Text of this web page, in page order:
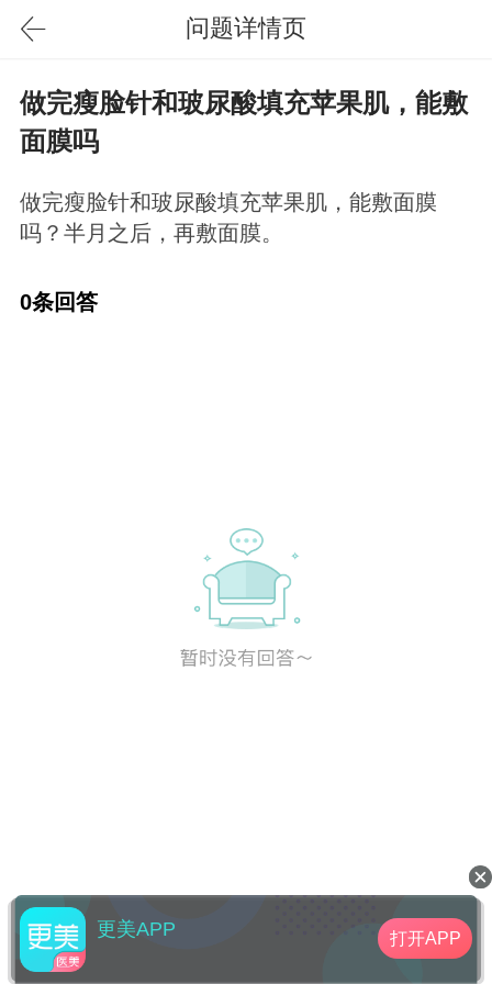
问题详情页
做完瘦脸针和玻尿酸填充苹果肌，能敷
面膜吗
做完瘦脸针和玻尿酸填充苹果肌，能敷面膜
吗？半月之后，再敷面膜。
0条回答
更美APP 打开APP